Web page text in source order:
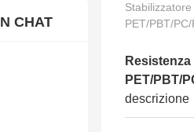
CHAT
PET/PBT/
PET/PBT/
descrizione